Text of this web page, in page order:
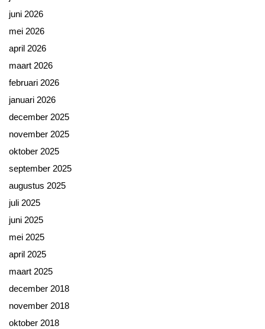
juni 2026
mei 2026
april 2026
maart 2026
februari 2026
januari 2026
december 2025
november 2025
oktober 2025
september 2025
augustus 2025
juli 2025
juni 2025
mei 2025
april 2025
maart 2025
december 2018
november 2018
oktober 2018